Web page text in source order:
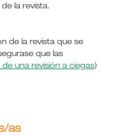
la revista.
de la revista que se
que las
una revisión a ciegas)
as